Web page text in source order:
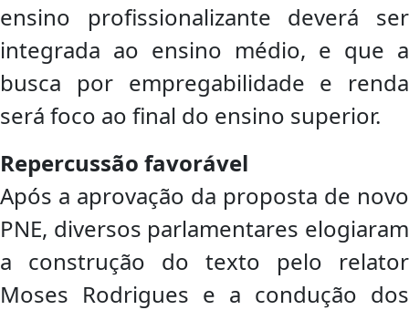
ensino profissionalizante deverá ser
integrada ao ensino médio, e que a
busca por empregabilidade e renda
será foco ao final do ensino superior.
Repercussão favorável
Após a aprovação da proposta de novo
PNE, diversos parlamentares elogiaram
a construção do texto pelo relator
Moses Rodrigues e a condução dos